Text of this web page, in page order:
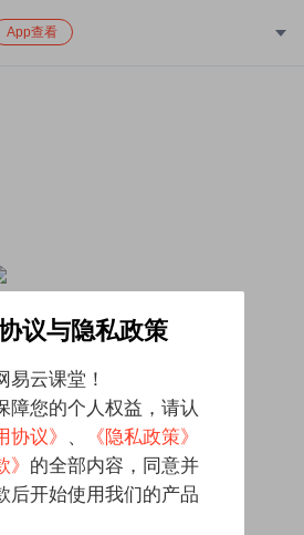
App查看
议与隐私政策
易云课堂！
障您的个人权益，请认
协议》 、
《隐私政策》
》 的全部内容，同意并
后开始使用我们的产品